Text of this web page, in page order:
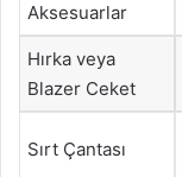
Aksesuarlar
Hırka veya
Blazer Ceket
Sırt Çantası